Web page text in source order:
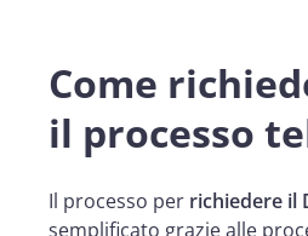
Come
il processo
Il processo per richiedere il
semplificato grazie alle